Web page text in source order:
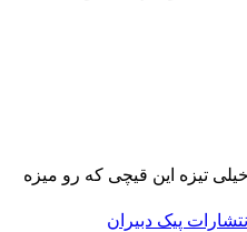
خیلی تیزه این قیچی که رو میزه
انتشارات پیک دبیران